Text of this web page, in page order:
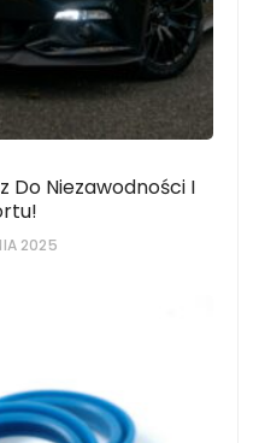
Do Niezawodności I
2025